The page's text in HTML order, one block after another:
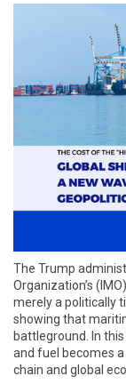
The Trump
Organization’s
merely a politically
showing that
battleground. In
and fuel becomes
chain and global